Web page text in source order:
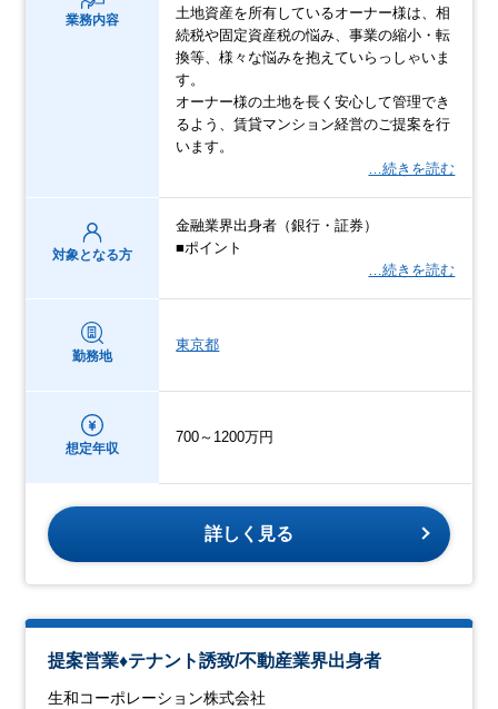
業務内容
土地資産を所有しているオーナー様は、相
続税や固定資産税の悩み、事業の縮小・転
換等、様々な悩みを抱えていらっしゃいま
す。
オーナー様の土地を長く安心して管理でき
るよう、賃貸マンション経営のご提案を行
います。
…続きを読む
対象となる方
金融業界出身者（銀行・証券）
■ポイント
…続きを読む
勤務地
東京都
想定年収
700～1200万円
詳しく見る
提案営業♦テナント誘致/不動産業界出身者
生和コーポレーション株式会社